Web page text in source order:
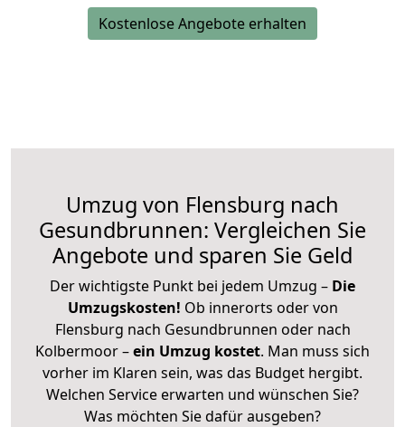
Kostenlose Angebote erhalten
Umzug von Flensburg nach
Gesundbrunnen: Vergleichen Sie
Angebote und sparen Sie Geld
Der wichtigste Punkt bei jedem Umzug – Die
Umzugskosten! Ob innerorts oder von
Flensburg nach Gesundbrunnen oder nach
Kolbermoor –ein Umzug kostet. Man muss sich
vorher im Klaren sein, was das Budget hergibt.
Welchen Service erwarten und wünschen Sie?
Was möchten Sie dafür ausgeben?